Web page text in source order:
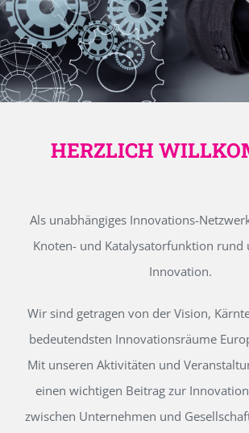
HERZLICH
Als unabhängiges Innovations-
Knoten- und Katalysatorfunktion rund
Innovation.
Wir sind getragen von der Vision,
bedeutendsten Innovationsräume
Mit unseren Aktivitäten und
einen wichtigen Beitrag zur
zwischen Unternehmen und